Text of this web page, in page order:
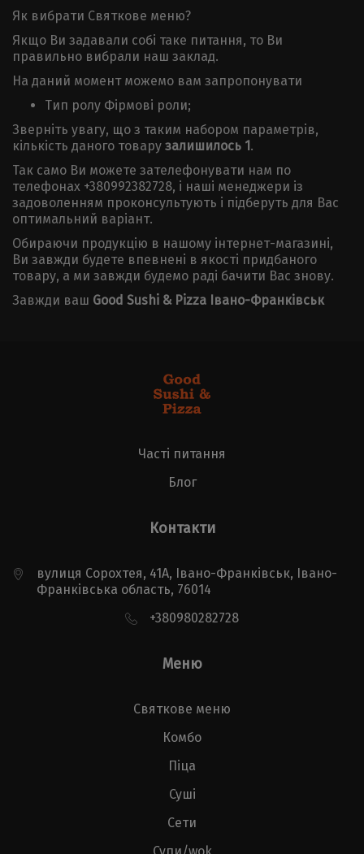
Як вибрати Святкове меню?
Якщо Ви задавали собі таке питання, то Ви
правильно вибрали наш заклад.
На даний момент можемо вам запропонувати
Тип ролу Фірмові роли;
Зверніть увагу, що з таким набором параметрів,
кількість даного товару залишилось 1.
Так само Ви можете зателефонувати нам по
телефонах +380992382728, і наші менеджери із
задоволенням проконсультують і підберуть для Вас
оптимальний варіант.
Обираючи продукцію в нашому інтернет-магазині,
Ви завжди будете впевнені в якості придбаного
товару, а ми завжди будемо раді бачити Вас знову.
Завжди ваш Good Sushi & Pizza Івано-Франківськ
Часті питання
Блог
Контакти
вулиця Сорохтея, 41А, Івано-Франківськ, Івано-
Франківська область, 76014
+380980282728
Меню
Святкове меню
Комбо
Піца
Суші
Сети
Супи/wok